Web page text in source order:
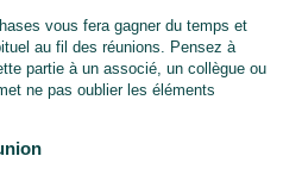
vous fera gagner du temps et
au fil des réunions. Pensez à
partie à un associé, un collègue ou
ne pas oublier les éléments